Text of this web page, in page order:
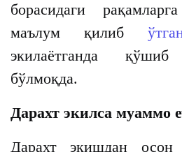
борасидаги
маълум қилиб
экилаётганда
бўлмоқда.
Дарахт экилса муаммо
Дарахт экишдан